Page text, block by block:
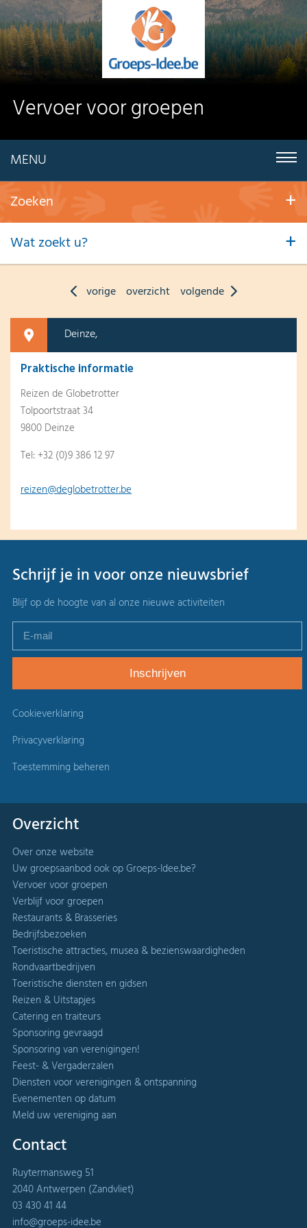
Vervoer voor groepen
MENU
Zoeken
Wat zoekt u?
vorige overzicht volgende
Deinze,
Praktische informatie
Reizen de Globetrotter
Tolpoortstraat 34
9800 Deinze
Tel: +32 (0)9 386 12 97
reizen@deglobetrotter.be
Schrijf je in voor onze nieuwsbrief
Blijf op de hoogte van al onze nieuwe activiteiten
Cookieverklaring
Privacyverklaring
Toestemming beheren
Overzicht
Over onze website
Uw groepsaanbod ook op Groeps-Idee.be?
Vervoer voor groepen
Verblijf voor groepen
Restaurants & Brasseries
Bedrijfsbezoeken
Toeristische attracties, musea & bezienswaardigheden
Rondvaartbedrijven
Toeristische diensten en gidsen
Reizen & Uitstapjes
Catering en traiteurs
Sponsoring gevraagd
Sponsoring van verenigingen!
Feest- & Vergaderzalen
Diensten voor verenigingen & ontspanning
Evenementen op datum
Meld uw vereniging aan
Contact
Ruytermansweg 51
2040 Antwerpen (Zandvliet)
03 430 41 44
info@groeps-idee.be